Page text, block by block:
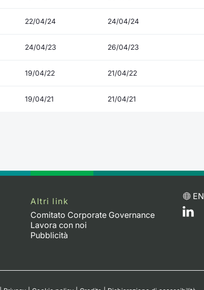
22/04/24 24/04/24
24/04/23 26/04/23
19/04/22 21/04/22
19/04/21 21/04/21
Altri link
Comitato Corporate Governance
Lavora con noi
Pubblicità
EN